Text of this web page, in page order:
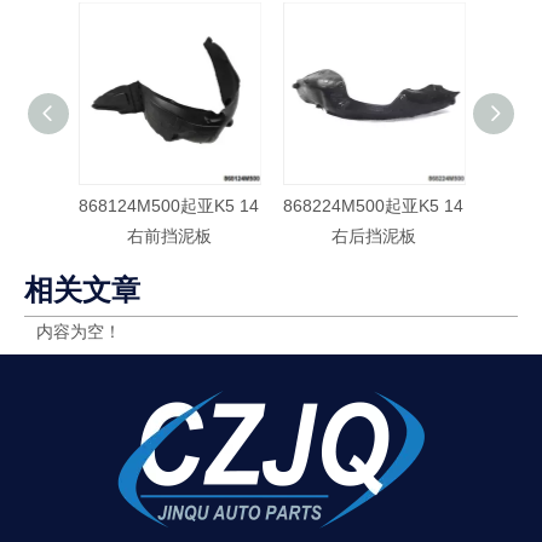
868124M500起亚K5 14
右前挡泥板
868224M500起亚K5 14
右后挡泥板
相关文章
内容为空！